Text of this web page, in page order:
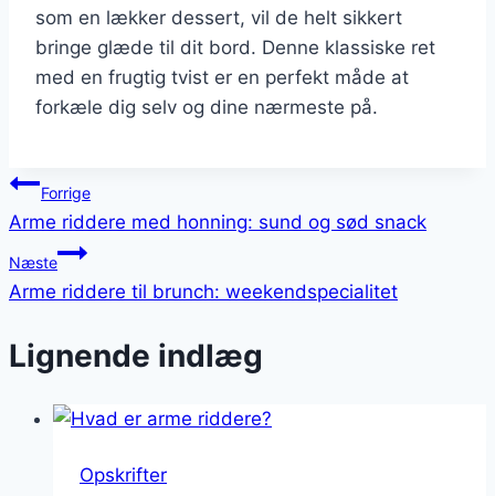
som en lækker dessert, vil de helt sikkert
bringe glæde til dit bord. Denne klassiske ret
med en frugtig tvist er en perfekt måde at
forkæle dig selv og dine nærmeste på.
Indlægsnavigation
Forrige
Arme riddere med honning: sund og sød snack
Næste
Arme riddere til brunch: weekendspecialitet
Lignende indlæg
Opskrifter